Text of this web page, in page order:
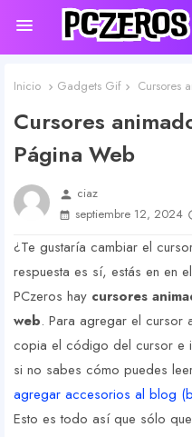
Inicio Gadgets Gif Cursores
Cursores
Página Web
person ciaz
septiembre 12, 2024
¿Te gustaría cambiar el
respuesta es sí, estás en en
PCzeros hay cursores
web. Para agregar el cursor
copia el código del cursor e
si no sabes cómo puedes
agregar accesorios al blog
Esto es todo así que sólo